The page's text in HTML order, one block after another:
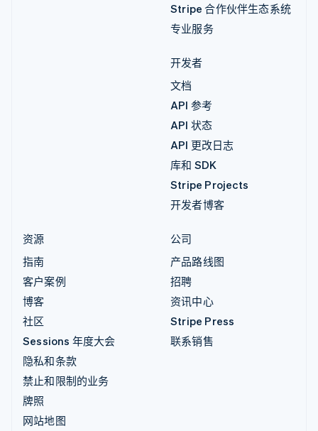
Stripe 合作伙伴生态系统
专业服务
开发者
文档
API 参考
API 状态
API 更改日志
库和 SDK
Stripe Projects
开发者博客
资源
指南
客户案例
博客
社区
Sessions 年度大会
隐私和条款
禁止和限制的业务
牌照
网站地图
公司
产品路线图
招聘
资讯中心
Stripe Press
联系销售